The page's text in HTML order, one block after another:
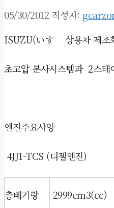
05/30/2012 작성자:
ISUZU(いすゞ
상용차 제조
초고압 분사시스템과 2스테
엔진주요사양
4JJ1-TCS (디젤엔진)
총배기량 2999cm3(cc)